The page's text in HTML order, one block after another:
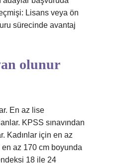
Lisans veya ön
sürecinde avantaj
olunur
En az lise
KPSS sınavından
Kadınlar için en az
az 170 cm boyunda
18 ile 24